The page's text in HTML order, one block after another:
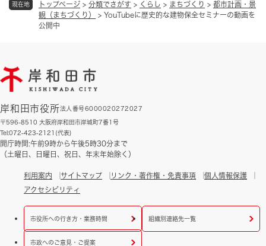
現在地 トップページ > 分類でさがす > くらし > まちづくり > 都市計画・景
観（まちづくり）
> YouTubeに歴史的な建物保全セミナーの動画を
公開中
岸和田市役所法人番号6000020272027
〒596-8510 大阪府岸和田市岸城町7番1号
Tel:072-423-2121(代表)
開庁時間:午前9時から午後5時30分まで
（土曜日、日曜日、祝日、年末年始除く）
利用案内 サイトマップ リンク・著作権・免責事項
個人情報保護
アクセシビリティ
市役所への行き方・業務時間 組織別連絡先一覧
市政へのご意見・ご提案